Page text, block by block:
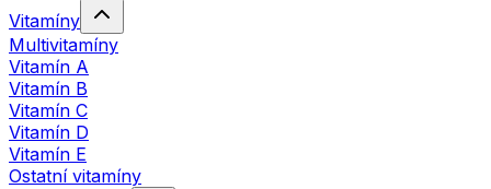
Vitamíny
Multivitamíny
Vitamín A
Vitamín B
Vitamín C
Vitamín D
Vitamín E
Ostatní vitamíny